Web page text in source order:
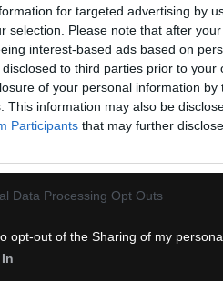
for targeted advertising by
selection. Please note that after
interest-based ads based on
to third parties prior to
of your personal information by
This information may also be
Participants that may further
Data Processing Opt Outs
opt-out of the Sharing of my